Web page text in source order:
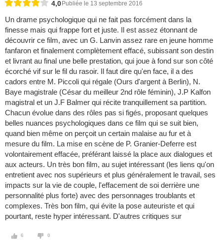
4,0 Publiée le 13 septembre 2016
Un drame psychologique qui ne fait pas forcément dans la
finesse mais qui frappe fort et juste. Il est assez étonnant de
découvrir ce film, avec un G. Lanvin assez rare en jeune homme
fanfaron et finalement complètement effacé, subissant son destin
et livrant au final une belle prestation, qui joue à fond sur son côté
écorché vif sur le fil du rasoir. Il faut dire qu'en face, il a des
cadors entre M. Piccoli qui régale (Ours d'argent à Berlin), N.
Baye magistrale (César du meilleur 2nd rôle féminin), J.P Kalfon
magistral et un J.F Balmer qui récite tranquillement sa partition.
Chacun évolue dans des rôles pas si figés, proposant quelques
belles nuances psychologiques dans ce film qui se suit bien,
quand bien même on perçoit un certain malaise au fur et à
mesure du film. La mise en scène de P. Granier-Deferre est
volontairement effacée, préférant laissé la place aux dialogues et
aux acteurs. Un très bon film, au sujet intéressant (les liens qu'on
entretient avec nos supérieurs et plus généralement le travail, ses
impacts sur la vie de couple, l'effacement de soi derrière une
personnalité plus forte) avec des personnages troublants et
complexes. Très bon film, qui évite la pose auteuriste et qui
pourtant, reste hyper intéressant. D'autres critiques sur
6 0